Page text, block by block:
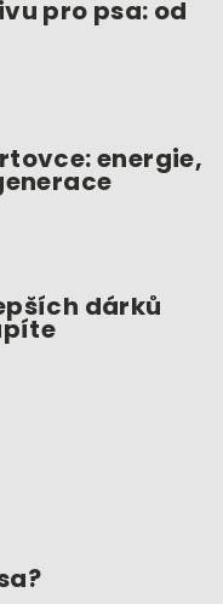
pro psa: od
energie,
dárků